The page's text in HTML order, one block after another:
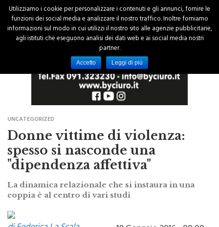
UNCATEGORIZED
Donne vittime di violenza:
spesso si nasconde una
"dipendenza affettiva"
La dinamica relazionale che si instaura in una
coppia è al centro di vari studi
di Federica La Scala
Utilizziamo i cookie per personalizzare i contenuti e gli annunci, fornire le
funzioni dei social media e analizzare il nostro traffico. Inoltre forniamo
informazioni sul modo in cui utilizzi il nostro sito alle agenzie pubblicitarie,
agli istituti che eseguono analisi dei dati web e ai social media nostri
partner.
Accetto Leggi di più